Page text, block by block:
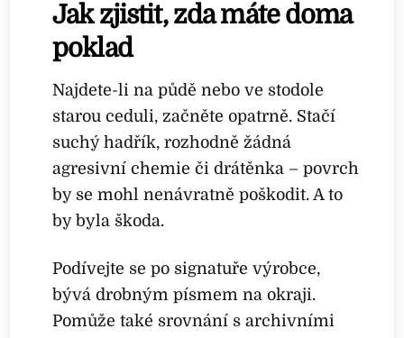
Jak zjistit, zda máte doma
poklad
Najdete-li na půdě nebo ve stodole
starou ceduli, začněte opatrně. Stačí
suchý hadřík, rozhodně žádná
agresivní chemie či drátěnka – povrch
by se mohl nenávratně poškodit. A to
by byla škoda.
Podívejte se po signatuře výrobce,
bývá drobným písmem na okraji.
Pomůže také srovnání s archivními